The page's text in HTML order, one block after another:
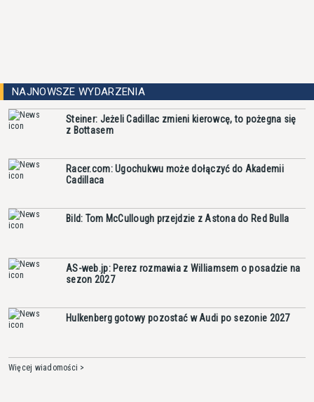
NAJNOWSZE WYDARZENIA
Steiner: Jeżeli Cadillac zmieni kierowcę, to pożegna się
z Bottasem
Racer.com: Ugochukwu może dołączyć do Akademii
Cadillaca
Bild: Tom McCullough przejdzie z Astona do Red Bulla
AS-web.jp: Perez rozmawia z Williamsem o posadzie na
sezon 2027
Hulkenberg gotowy pozostać w Audi po sezonie 2027
Więcej wiadomości >